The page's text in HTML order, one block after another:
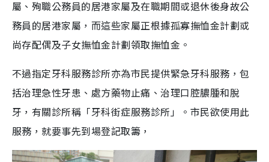
屬、殉職公務員的居港家屬及在職期間或退休後身故公
務員的居港家屬，而這些家屬正根據孤寡撫恤金計劃或
尚存配偶及子女撫恤金計劃領取撫恤金。
不過指定牙科服務診所亦為市民提供緊急牙科服務，包
括治理急性牙患、處方藥物止痛、治理口腔膿腫和脫
牙，有關診所稱「牙科街症服務診所」。市民欲使用此
服務，就要事先到場登記取籌，